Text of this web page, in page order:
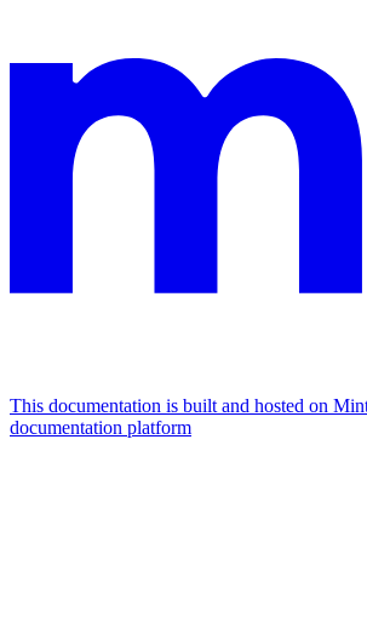
This documentation is built and hosted on
documentation platform